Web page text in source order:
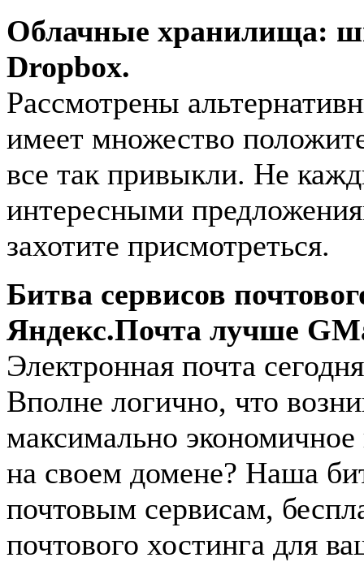
Облачные хранилища:
Dropbox.
Рассмотрены
имеет множество
все так привыкли. Не
интересными
захотите присмотреться.
Битва сервисов
Яндекс.Почта лучше
Электронная почта
Вполне логично, что
максимально
на своем домене? Наша
почтовым сервисам,
почтового хостинга для